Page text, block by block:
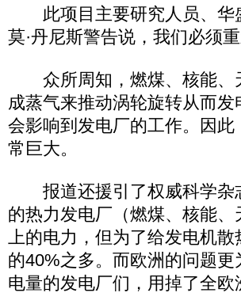
此项目主要研究人员、华
莫·丹尼斯警告说，我们必须
众所周知，燃煤、核能、
成蒸气来推动涡轮旋转从而
会影响到发电厂的工作。因
常巨大。
报道还援引了权威科学杂
的热力发电厂（燃煤、核能
上的电力，但为了给发电机
的40%之多。而欧洲的问题
电量的发电厂们，用掉了全